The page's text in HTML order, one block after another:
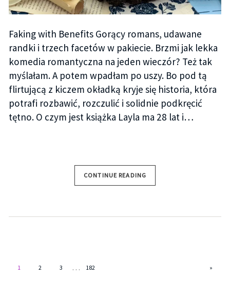
Faking with Benefits Gorący romans, udawane
randki i trzech facetów w pakiecie. Brzmi jak lekka
komedia romantyczna na jeden wieczór? Też tak
myślałam. A potem wpadłam po uszy. Bo pod tą
flirtującą z kiczem okładką kryje się historia, która
potrafi rozbawić, rozczulić i solidnie podkręcić
tętno. O czym jest książka Layla ma 28 lat i…
CONTINUE READING
1 2 3 … 182 »